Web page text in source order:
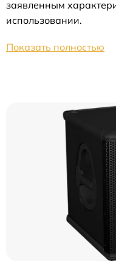
заявленным
использовании.
Показать полностью